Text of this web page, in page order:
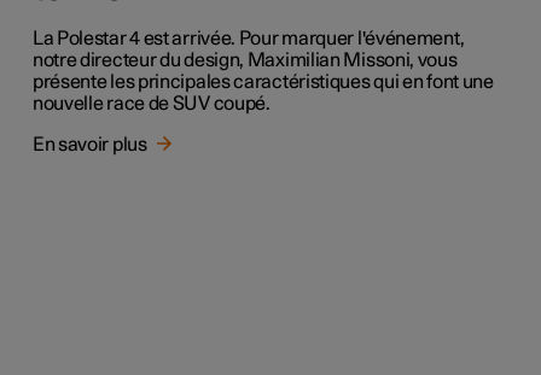
La Polestar 4 est arrivée. Pour marquer l'événement,
notre directeur du design, Maximilian Missoni, vous
présente les principales caractéristiques qui en font une
nouvelle race de SUV coupé.
En savoir plus